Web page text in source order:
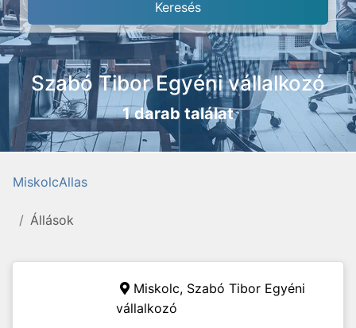
Szabó Tibor Egyéni vállalkozó
1 darab találat
MiskolcAllas
Állások
Miskolc, Szabó Tibor Egyéni
vállalkozó